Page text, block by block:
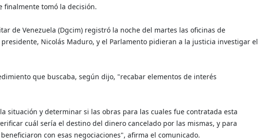
finalmente tomó la decisión.
de Venezuela (Dgcim) registró la noche del martes las oficinas de
Nicolás Maduro, y el Parlamento pidieran a la justicia investigar el
que buscaba, según dijo, "recabar elementos de interés
situación y determinar si las obras para las cuales fue contratada esta
cuál sería el destino del dinero cancelado por las mismas, y para
con esas negociaciones", afirma el comunicado.